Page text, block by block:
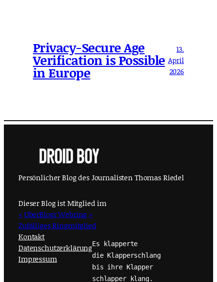
Privacy-Secure Age
Verification is Possible
in Europe
13.
April
2026
Persönlicher Blog des Journalisten Thomas Riedel
Dieser Blog ist Mitglied im
< UberBlogr Webring >
Zufälliges Ringmitglied
Kontakt
Datenschutzerklärung
Impressum
Es klapperte
die Klapperschlang
bis ihre Klapper
schlapper klang.